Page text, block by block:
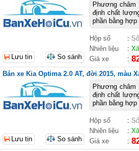
Phương
định chất
phần bằng
Hộp số :
Nhiên liệu
:
Giá xe
:
Lưu tin So sánh
Bán xe Kia Optima 2.0 AT, đời 2015, màu
Phương
định chất
phần bằng
Hộp số :
Nhiên liệu
:
Giá xe
:
Lưu tin So sánh